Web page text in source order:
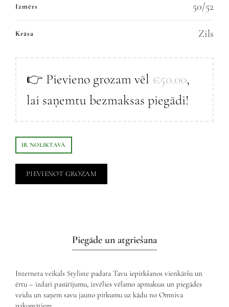
Izmērs 50/52
Krāsa Zils
👉 Pievieno grozam vēl €50.00,
lai saņemtu bezmaksas piegādi!
IR NOLIKTAVĀ
PIEVIENOT GROZAM
Piegāde un atgriešana
Interneta veikals Styliste padara Tavu iepirkšanos vienkāršu un
ērtu – izdari pasūtījumu, izvēlies vēlamo apmaksas un piegādes
veidu un saņem savu jauno pirkumu uz kādu no Omniva